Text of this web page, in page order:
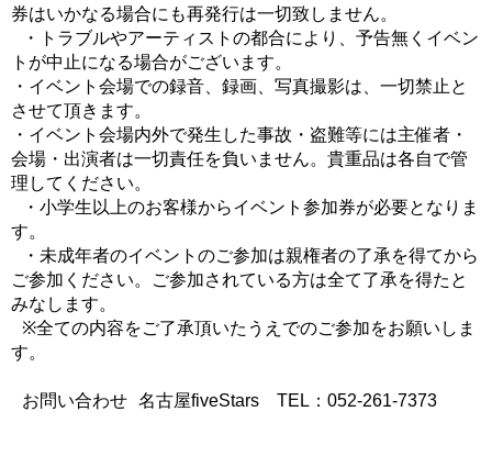
券はいかなる場合にも再発行は一切致しません。
・トラブルやアーティストの都合により、予告無くイベン
トが中止になる場合がございます。
・イベント会場での録音、録画、写真撮影は、一切禁止と
させて頂きます。
・イベント会場内外で発生した事故・盗難等には主催者・
会場・出演者は一切責任を負いません。貴重品は各自で管
理してください。
・小学生以上のお客様からイベント参加券が必要となりま
す。
・未成年者のイベントのご参加は親権者の了承を得てから
ご参加ください。ご参加されている方は全て了承を得たと
みなします。
※全ての内容をご了承頂いたうえでのご参加をお願いしま
す。
お問い合わせ 名古屋fiveStars TEL：052-261-7373